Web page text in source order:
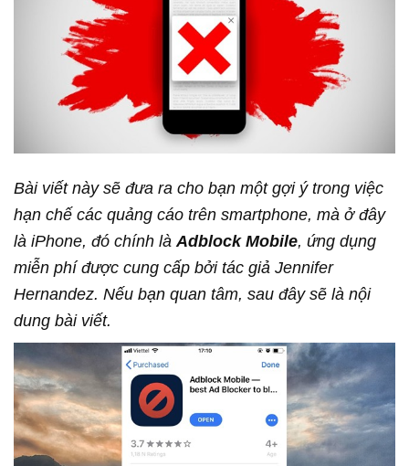
Bài viết này sẽ đưa ra cho bạn một gợi ý trong việc
hạn chế các quảng cáo trên smartphone, mà ở đây
là iPhone, đó chính làAdblock Mobile, ứng dụng
miễn phí được cung cấp bởi tác giả Jennifer
Hernandez. Nếu bạn quan tâm, sau đây sẽ là nội
dung bài viết.